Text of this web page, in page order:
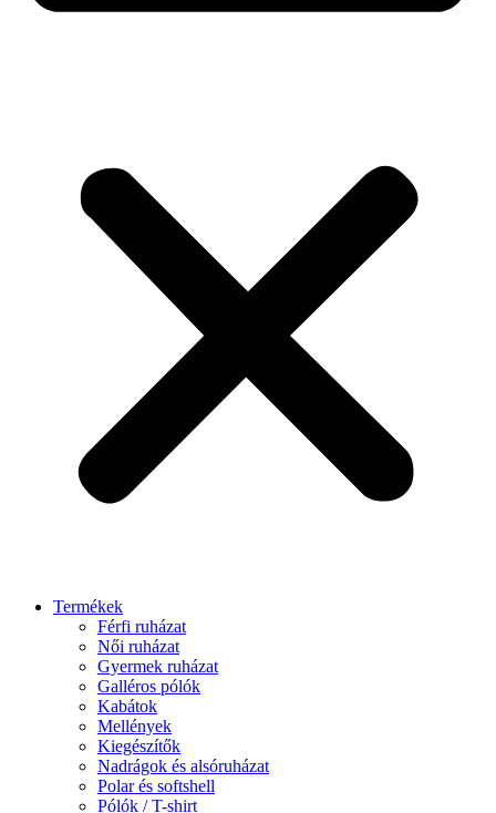
Termékek
Férfi ruházat
Női ruházat
Gyermek ruházat
Galléros pólók
Kabátok
Mellények
Kiegészítők
Nadrágok és alsóruházat
Polar és softshell
Pólók / T-shirt